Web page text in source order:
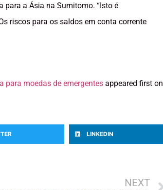
para a Ásia na Sumitomo. “Isto é
riscos para os saldos em conta corrente
para moedas de emergentes appeared first on
LINKEDIN
NEXT